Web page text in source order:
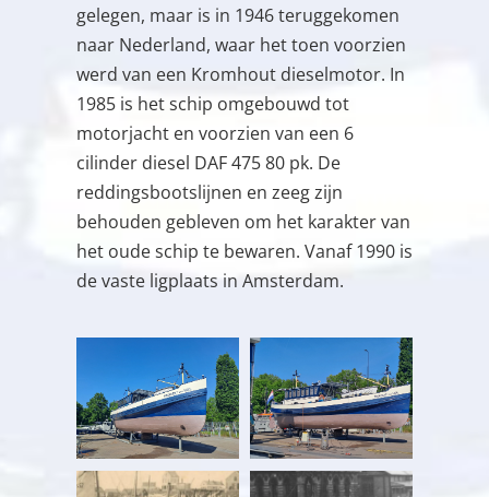
gelegen, maar is in 1946 teruggekomen
naar Nederland, waar het toen voorzien
werd van een Kromhout dieselmotor. In
1985 is het schip omgebouwd tot
motorjacht en voorzien van een 6
cilinder diesel DAF 475 80 pk. De
reddingsbootslijnen en zeeg zijn
behouden gebleven om het karakter van
het oude schip te bewaren. Vanaf 1990 is
de vaste ligplaats in Amsterdam.